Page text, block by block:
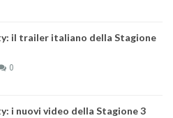
il trailer italiano della Stagione
0
i nuovi video della Stagione 3